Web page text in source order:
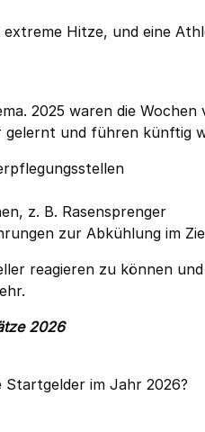
Hitze, und eine
2025 waren die
gelernt und führen künftig
z. B. Rasensprenger
zur Abkühlung im
reagieren zu können
2026
Startgelder im Jahr 2026?